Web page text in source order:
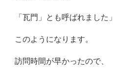
「瓦門」とも呼ばれました」
このようになります。
訪問時間が早かったので、